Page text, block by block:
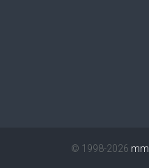
© 1998-2026